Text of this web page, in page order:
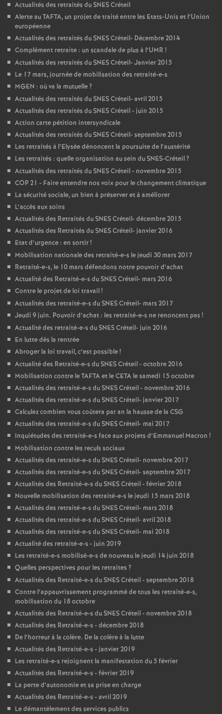
Actualités des retraités duSNESCréteil
Alerte auTAFTA, un projet de traité entre les Etats-Unis et l’Union
européenne
Actualités des retraités duSNESCréteil- Décembre 2014
Complément retraite : un scandale de plus à l’UMR !
Actualités des retraités duSNESCréteil- Janvier 2015
Le 17 mars, journée de mobilisation des retraité-e-s
MGEN : où va la mutuelle?
Actualités des retraités duSNESCréteil- avril 2015
Actualités des retraités duSNESCréteil - juin 2015
Action carte pétition intersyndicale
Actualités des retraités duSNESCréteil- septembre 2015
Les retraités à l’Elysée dénoncent la poursuite de l’austérité
Les retraités : quelle organisation au sein duSNES-Créteil?
Actualités des retraités duSNESCréteil - novembre 2015
COP21 - Faire entendre nos voix pour le changement climatique
La sécurité sociale, un bien à préserver et à améliorer
L’accès aux soins
Actualités des Retraités duSNESCréteil- décembre 2015
Actualités des Retraités duSNESCréteil- janvier 2016
Etat d’urgence : en sortir!
Mobilisation nationale des retraité-e-s le jeudi 30 mars 2017
Retraité-e-s, le 10 mars défendons notre pouvoir d’achat
Actualité des Retraité-e-s duSNESCréteil- mars 2016
Contre le projet de loi travail!
Actualités des retraité-e-s duSNESCréteil- mars 2017
Jeudi 9 juin. Pouvoir d’achat : les retraité-e-s ne renoncent pas !
Actualité des retraité-e-s duSNESCréteil- juin 2016
En lutte dès la rentrée
Abroger la loi travail, c’est possible!
Actualité des Retraité-e-s duSNESCréteil - octobre 2016
Mobilisation contre leTAFTAet leCETA le samedi 15 octobre
Actualités des retraité-e-s duSNESCréteil - novembre 2016
Actualités des retraité-e-s duSNESCréteil- janvier 2017
Calculez combien vous coûtera par an la hausse de la CSG
Actualités des retraité-e-s duSNESCréteil- mai 2017
Inquiétudes des retraité-e-s face aux projets d’Emmanuel Macron !
Mobilisation contre les reculs sociaux
Actualités des retraité-e-s duSNESCréteil- novembre 2017
Actualités des retraité-e-s duSNESCréteil- septembre 2017
Actualités des Retraité-e-s duSNESCréteil - février 2018
Nouvelle mobilisation des retraité-e-s le jeudi 15 mars 2018
Actualités des retraité-e-s duSNESCréteil- mars 2018
Actualités des retraité-e-s duSNESCréteil- avril 2018
Actualités des retraité-e-s duSNESCréteil- mai 2018
Actualité des retraité-e-s - juin 2019
Les retraité-e-s mobilisé-e-s de nouveau le jeudi 14 juin 2018
Quelles perspectives pour les retraites ?
Actualités des Retraité-e-s duSNESCréteil - septembre 2018
Contre l’appauvrissement programmé de tous les retraité-e-s,
mobilisation du 18 octobre
Actualités des Retraité-e-s duSNESCréteil - novembre 2018
Actualités des Retraité-e-s - décembre 2018
De l’horreur à la colère. De la colère à la lutte
Actualités des Retraité-e-s - janvier 2019
Les retraité-e-s rejoignent la manifestation du 5 février
Actualités des Retraité-e-s - février 2019
La perte d’autonomie et sa prise en charge
Actualités des Retraité-e-s - avril 2019
Le démantèlement des services publics